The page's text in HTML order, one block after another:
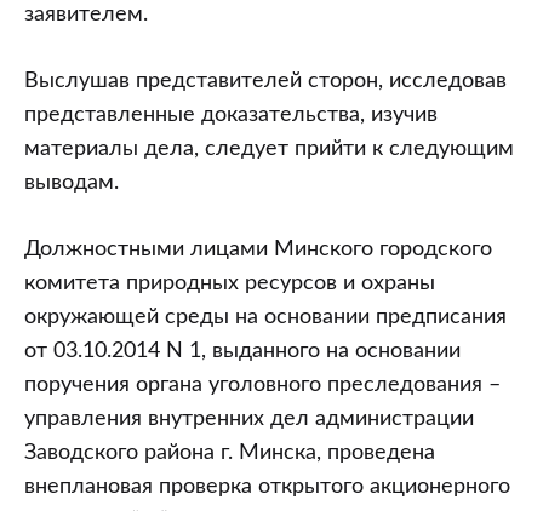
заявителем.
Выслушав представителей сторон, исследовав
представленные доказательства, изучив
материалы дела, следует прийти к следующим
выводам.
Должностными лицами Минского городского
комитета природных ресурсов и охраны
окружающей среды на основании предписания
от 03.10.2014 N 1, выданного на основании
поручения органа уголовного преследования –
управления внутренних дел администрации
Заводского района г. Минска, проведена
внеплановая проверка открытого акционерного